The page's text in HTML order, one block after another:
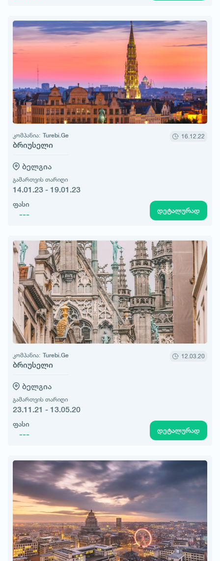
კომპანია: Turebi.Ge
ბრიუსელი
16.12.22
ბელგია
გამართვის თარიღი
14.01.23 - 19.01.23
ფასი
--- დეტალურად
კომპანია: Turebi.Ge
ბრიუსელი
12.03.20
ბელგია
გამართვის თარიღი
23.11.21 - 13.05.20
ფასი
--- დეტალურად